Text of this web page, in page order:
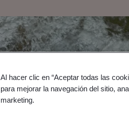
Al hacer clic en “Aceptar todas las
para mejorar la navegación del sitio,
marketing.